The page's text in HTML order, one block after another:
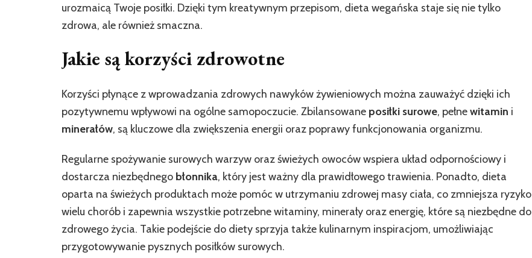
urozmaicą Twoje posiłki. Dzięki tym kreatywnym przepisom, dieta wegańska staje się nie tylko
zdrowa, ale również smaczna.
Jakie są korzyści zdrowotne
Korzyści płynące z wprowadzania zdrowych nawyków żywieniowych można zauważyć dzięki ich
pozytywnemu wpływowi na ogólne samopoczucie. Zbilansowane posiłki surowe, pełnewitamin i
minerałów, są kluczowe dla zwiększenia energii oraz poprawy funkcjonowania organizmu.
Regularne spożywanie surowych warzyw oraz świeżych owoców wspiera układ odpornościowy i
dostarcza niezbędnego błonnika, który jest ważny dla prawidłowego trawienia. Ponadto, dieta
oparta na świeżych produktach może pomóc w utrzymaniu zdrowej masy ciała, co zmniejsza ryzyko
wielu chorób i zapewnia wszystkie potrzebne witaminy, minerały oraz energię, które są niezbędne do
zdrowego życia. Takie podejście do diety sprzyja także kulinarnym inspiracjom, umożliwiając
przygotowywanie pysznych posiłków surowych.